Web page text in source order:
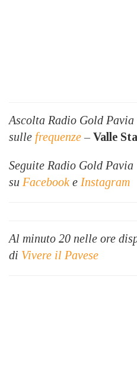
Ascolta Radio Gold Pavia
sulle frequenze– Valle
Seguite Radio Gold Pavia
su Facebook e Instagram
Al minuto 20 nelle ore
di Vivere il Pavese